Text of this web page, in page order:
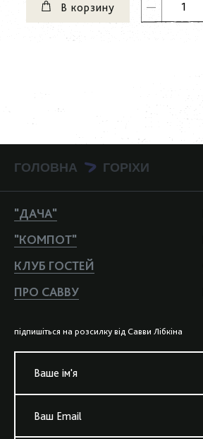
В корзину
ГОЛОВНА > ГОРІХИ
"ДАЧА"
"КОМПОТ"
КЛУБ ГОСТЕЙ
ПРО САВВУ
пiдпишiться на розсилку вiд Савви Лiбкiна
Ваше iм'я
Ваш Email